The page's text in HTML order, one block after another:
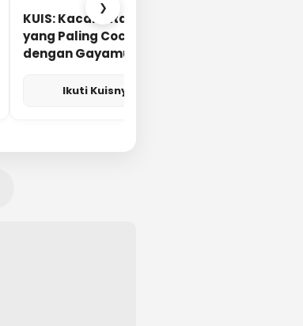
KUIS: Kacamata Apa
yang Paling Cocok
dengan Gayamu?
Ikuti Kuisnya ➔
❯